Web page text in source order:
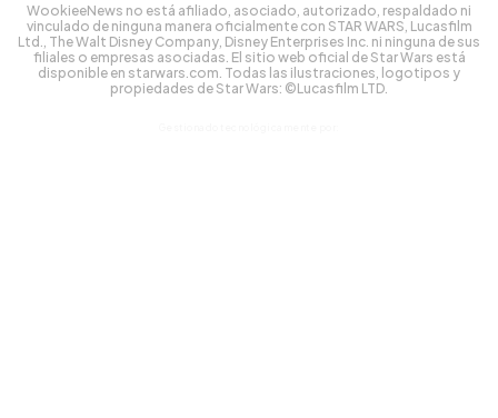
WookieeNews no está afiliado, asociado, autorizado, respaldado ni
vinculado de ninguna manera oficialmente con STAR WARS, Lucasfilm
Ltd., The Walt Disney Company, Disney Enterprises Inc. ni ninguna de sus
filiales o empresas asociadas. El sitio web oficial de Star Wars está
disponible en starwars.com. Todas las ilustraciones, logotipos y
propiedades de Star Wars: ©Lucasfilm LTD.